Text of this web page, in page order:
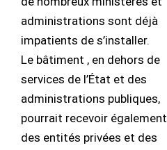
administrations sont déjà
impatients de s’installer.
Le bâtiment , en dehors de
services de l’État et des
administrations publiques,
pourrait recevoir également
des entités privées et des